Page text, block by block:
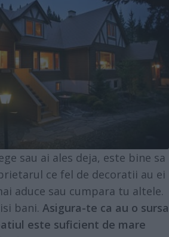
sau ai ales deja, este bine sa
ce fel de decoratii au ei
aduce sau cumpara tu altele.
bani. Asigura-te ca au o sursa
este suficient de mare